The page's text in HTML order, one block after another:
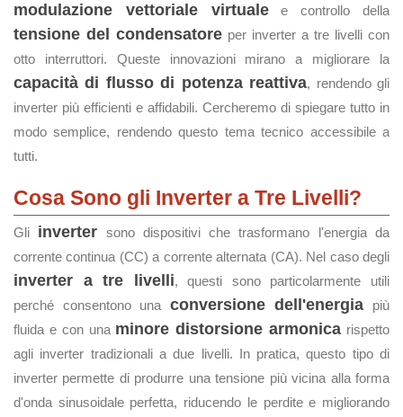
modulazione vettoriale virtualee controllo della
tensione del condensatore per inverter a tre livelli con
otto interruttori. Queste innovazioni mirano a migliorare la
capacità di flusso di potenza reattiva, rendendo gli
inverter più efficienti e affidabili. Cercheremo di spiegare tutto in
modo semplice, rendendo questo tema tecnico accessibile a
tutti.
Cosa Sono gli Inverter a Tre Livelli?
Gli inverter sono dispositivi che trasformano l'energia da
corrente continua (CC) a corrente alternata (CA). Nel caso degli
inverter a tre livelli, questi sono particolarmente utili
perché consentono una conversione dell'energia più
fluida e con una minore distorsione armonica rispetto
agli inverter tradizionali a due livelli. In pratica, questo tipo di
inverter permette di produrre una tensione più vicina alla forma
d'onda sinusoidale perfetta, riducendo le perdite e migliorando